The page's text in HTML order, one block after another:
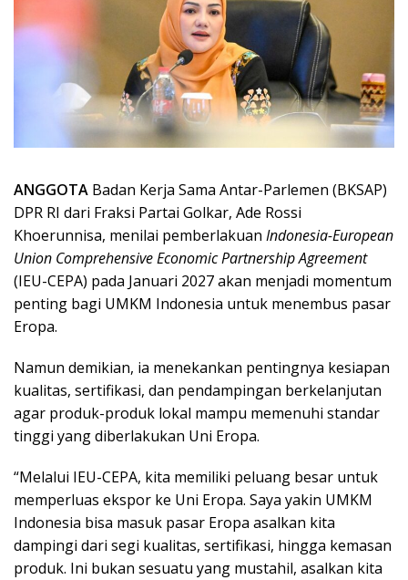
ANGGOTA Badan Kerja Sama Antar-Parlemen (BKSAP)
DPR RI dari Fraksi Partai Golkar, Ade Rossi
Khoerunnisa, menilai pemberlakuan Indonesia-European
Union Comprehensive Economic Partnership Agreement
(IEU-CEPA) pada Januari 2027 akan menjadi momentum
penting bagi UMKM Indonesia untuk menembus pasar
Eropa.
Namun demikian, ia menekankan pentingnya kesiapan
kualitas, sertifikasi, dan pendampingan berkelanjutan
agar produk-produk lokal mampu memenuhi standar
tinggi yang diberlakukan Uni Eropa.
“Melalui IEU-CEPA, kita memiliki peluang besar untuk
memperluas ekspor ke Uni Eropa. Saya yakin UMKM
Indonesia bisa masuk pasar Eropa asalkan kita
dampingi dari segi kualitas, sertifikasi, hingga kemasan
produk. Ini bukan sesuatu yang mustahil, asalkan kita